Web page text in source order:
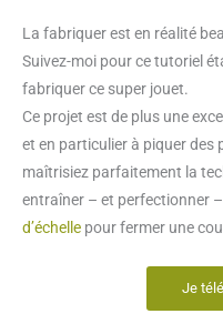
La fabriquer est en réalité
Suivez-moi pour ce tutoriel
fabriquer ce super jouet.
Ce projet est de plus une
et en particulier à piquer des
maîtrisiez parfaitement la
entraîner – et perfectionner
d’échelle pour fermer une
Je